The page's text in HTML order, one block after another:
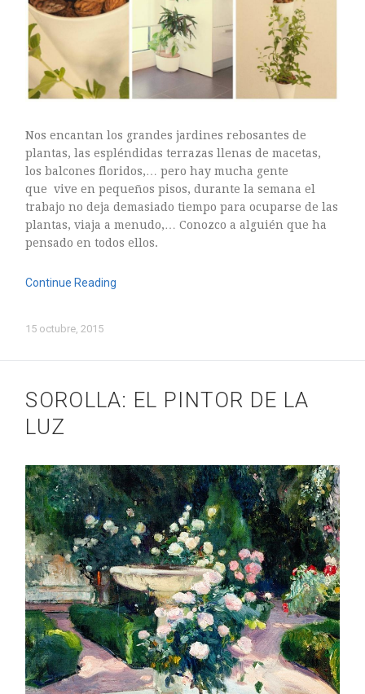
Nos encantan los grandes jardines rebosantes de
plantas, las espléndidas terrazas llenas de macetas,
los balcones floridos,… pero hay mucha gente
que vive en pequeños pisos, durante la semana el
trabajo no deja demasiado tiempo para ocuparse de las
plantas, viaja a menudo,… Conozco a alguién que ha
pensado en todos ellos.
Continue Reading
15 octubre, 2015
SOROLLA: EL PINTOR DE LA
LUZ